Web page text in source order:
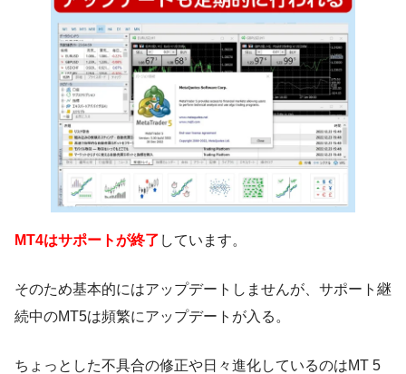
MT4はサポートが終了 しています。
そのため基本的にはアップデートしませんが、サポート継
続中のMT5は頻繁にアップデートが入る。
ちょっとした不具合の修正や日々進化しているのはMT 5